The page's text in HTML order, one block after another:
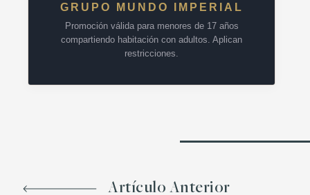
GRUPO MUNDO IMPERIAL
Promoción válida para menores de 17 años
compartiendo habitación con adultos. Aplican
restricciones.
Artículo Anterior